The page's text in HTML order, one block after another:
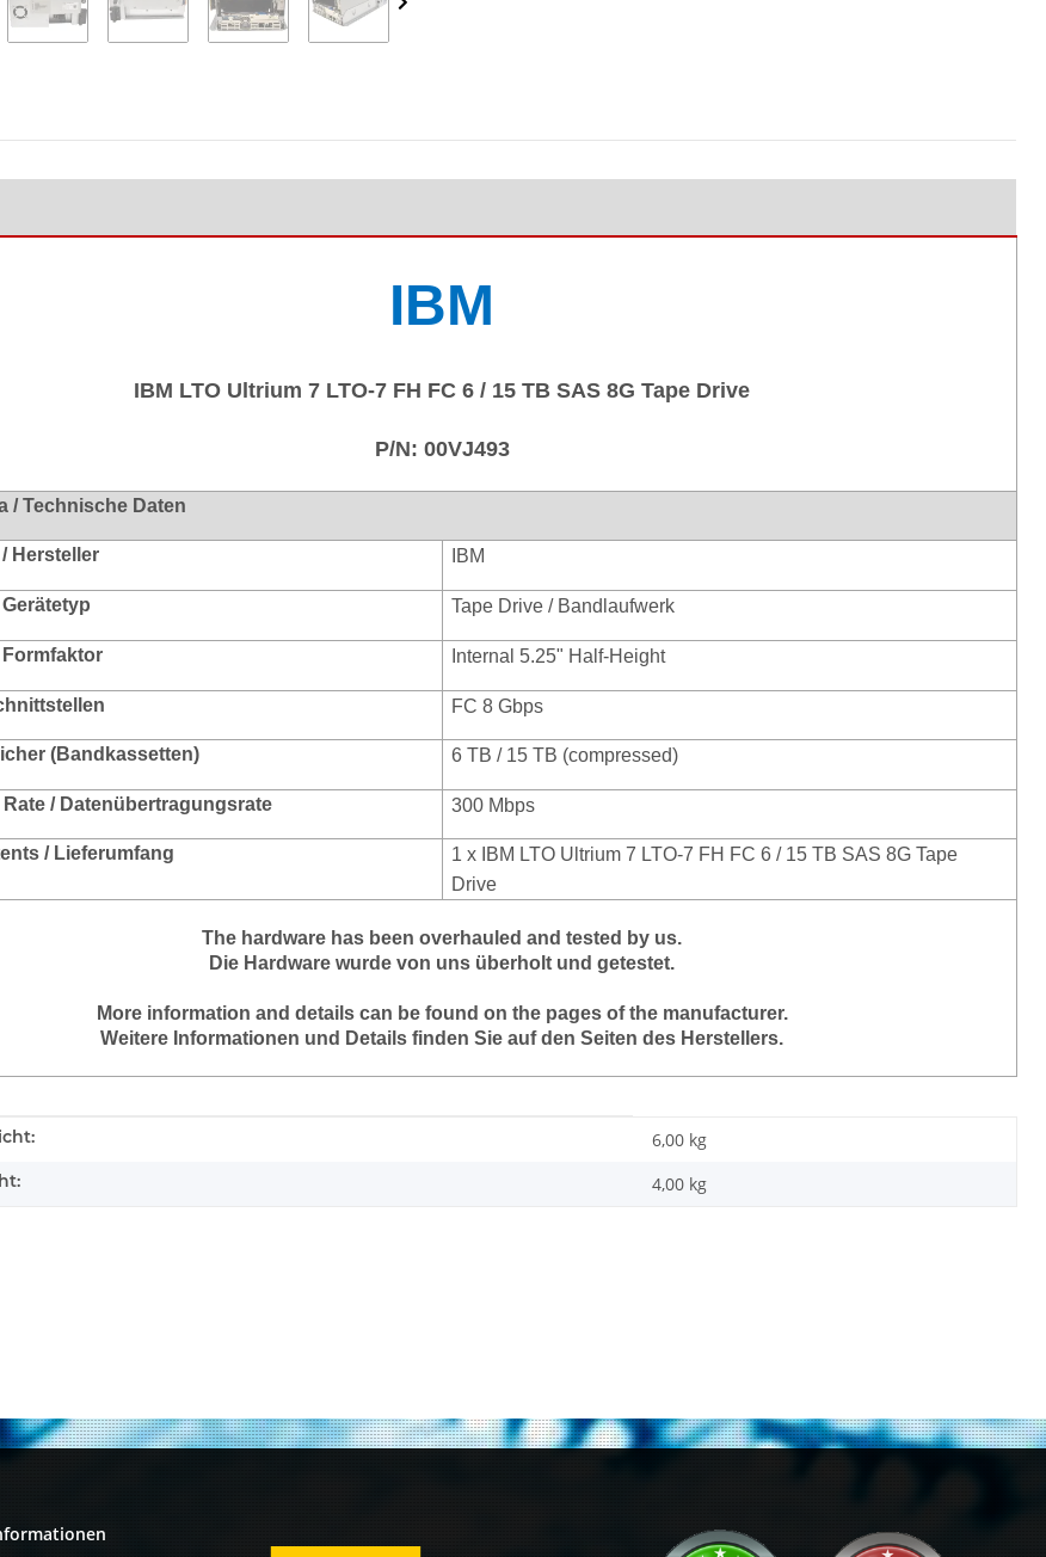
IBM
IBM LTO Ultrium 7 LTO-7 FH FC 6 / 15 TB SAS 8G Tape Drive
P/N: 00VJ493
/ Technische Daten
Hersteller IBM
Tape Drive / Bandlaufwerk
Formfaktor Internal 5.25" Half-Height
FC 8 Gbps
(Bandkassetten) 6 TB / 15 TB (compressed)
Rate / Datenübertragungsrate 300 Mbps
/ Lieferumfang 1 x IBM LTO Ultrium 7 LTO-7 FH FC 6 / 15 TB SAS 8G Tape
Drive
The hardware has been overhauled and tested by us.
Die Hardware wurde von uns überholt und getestet.
More information and details can be found on the pages of the manufacturer.
Weitere Informationen und Details finden Sie auf den Seiten des Herstellers.
6,00 kg
4,00 kg